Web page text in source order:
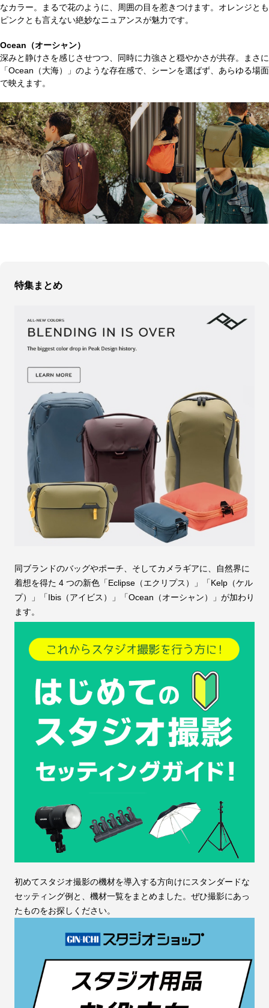
なカラー。まるで花のように、周囲の目を惹きつけます。オレンジとも
ピンクとも言えない絶妙なニュアンスが魅力です。
Ocean（オーシャン）
深みと静けさを感じさせつつ、同時に力強さと穏やかさが共存。まさに
「Ocean（大海）」のような存在感で、シーンを選ばず、あらゆる場面
で映えます。
特集まとめ
同ブランドのバッグやポーチ、そしてカメラギアに、自然界に
着想を得た 4 つの新色「Eclipse（エクリプス）」「Kelp（ケル
プ）」「Ibis（アイビス）」「Ocean（オーシャン）」が加わり
ます。
初めてスタジオ撮影の機材を導入する方向けにスタンダードな
セッティング例と、機材一覧をまとめました。ぜひ撮影にあっ
たものをお探しください。